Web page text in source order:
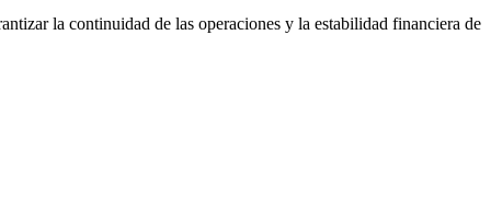
la continuidad de las operaciones y la estabilidad financiera de